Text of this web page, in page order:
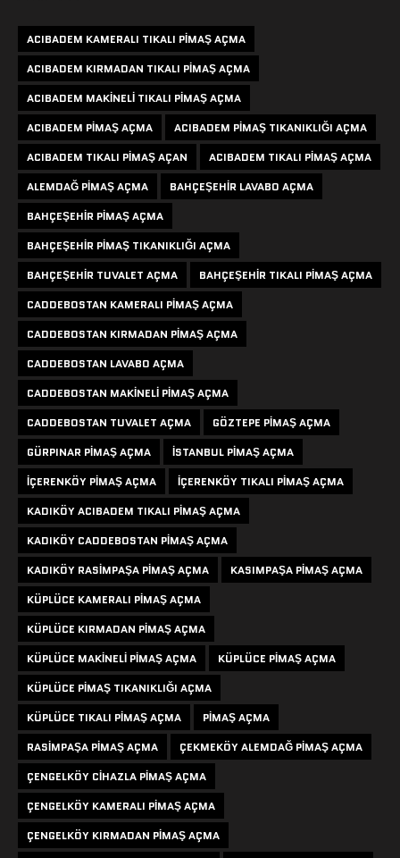
ACIBADEM KAMERALI TIKALI PIMAŞ AÇMA
ACIBADEM KIRMADAN TIKALI PIMAŞ AÇMA
ACIBADEM MAKINELI TIKALI PIMAŞ AÇMA
ACIBADEM PIMAŞ AÇMA
ACIBADEM PIMAŞ TIKANIKLIĞI AÇMA
ACIBADEM TIKALI PIMAŞ AÇAN
ACIBADEM TIKALI PIMAŞ AÇMA
ALEMDAĞ PIMAŞ AÇMA
BAHÇEŞEHIR LAVABO AÇMA
BAHÇEŞEHIR PIMAŞ AÇMA
BAHÇEŞEHIR PIMAŞ TIKANIKLIĞI AÇMA
BAHÇEŞEHIR TUVALET AÇMA
BAHÇEŞEHIR TIKALI PIMAŞ AÇMA
CADDEBOSTAN KAMERALI PIMAŞ AÇMA
CADDEBOSTAN KIRMADAN PIMAŞ AÇMA
CADDEBOSTAN LAVABO AÇMA
CADDEBOSTAN MAKINELI PIMAŞ AÇMA
CADDEBOSTAN TUVALET AÇMA
GÖZTEPE PIMAŞ AÇMA
GÜRPINAR PIMAŞ AÇMA
ISTANBUL PIMAŞ AÇMA
IÇERENKÖY PIMAŞ AÇMA
IÇERENKÖY TIKALI PIMAŞ AÇMA
KADIKÖY ACIBADEM TIKALI PIMAŞ AÇMA
KADIKÖY CADDEBOSTAN PIMAŞ AÇMA
KADIKÖY RASIMPAŞA PIMAŞ AÇMA
KASIMPAŞA PIMAŞ AÇMA
KÜPLÜCE KAMERALI PIMAŞ AÇMA
KÜPLÜCE KIRMADAN PIMAŞ AÇMA
KÜPLÜCE MAKINELI PIMAŞ AÇMA
KÜPLÜCE PIMAŞ AÇMA
KÜPLÜCE PIMAŞ TIKANIKLIĞI AÇMA
KÜPLÜCE TIKALI PIMAŞ AÇMA
PIMAŞ AÇMA
RASIMPAŞA PIMAŞ AÇMA
ÇEKMEKÖY ALEMDAĞ PIMAŞ AÇMA
ÇENGELKÖY CIHAZLA PIMAŞ AÇMA
ÇENGELKÖY KAMERALI PIMAŞ AÇMA
ÇENGELKÖY KIRMADAN PIMAŞ AÇMA